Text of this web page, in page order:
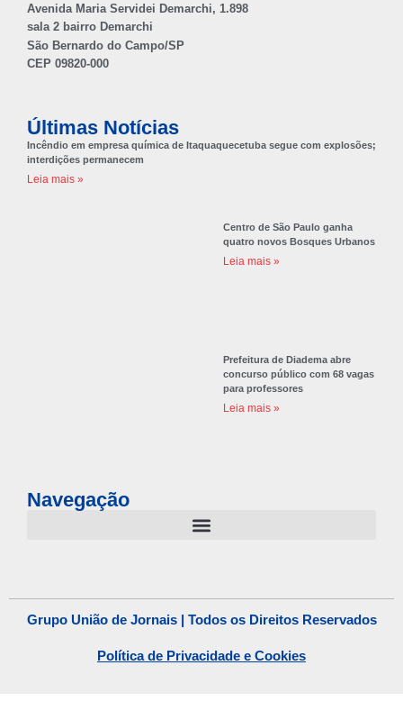
Avenida Maria Servidei Demarchi, 1.898
sala 2 bairro Demarchi
São Bernardo do Campo/SP
CEP 09820-000
Últimas Notícias
Incêndio em empresa química de Itaquaquecetuba segue com explosões;
interdições permanecem
Leia mais »
Centro de São Paulo ganha
quatro novos Bosques Urbanos
Leia mais »
Prefeitura de Diadema abre
concurso público com 68 vagas
para professores
Leia mais »
Navegação
Grupo União de Jornais | Todos os Direitos Reservados
Política de Privacidade e Cookies